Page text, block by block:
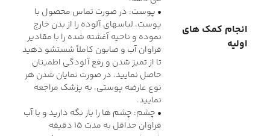
انجام کمک های
اولیه
• پوست: در صورت تماس محصول با
پوست، لباسهای آلوده را از بدن خارج
نموده و ناحیه آغشته شده را با مقادیر
فراوان آب و صابون کاملاً شستشو دهید
تا از تمیز شدن و رفع آلودگی اطمینان
حاصل نمایید. در صورت نمایان شدن هر
نوع عارضه پوستی، به پزشک مراجعه
نمایید.
• چشم: چشم ها را باز نگه دارید و با آب
فراوان حداقل به مدت 15 دقیقه